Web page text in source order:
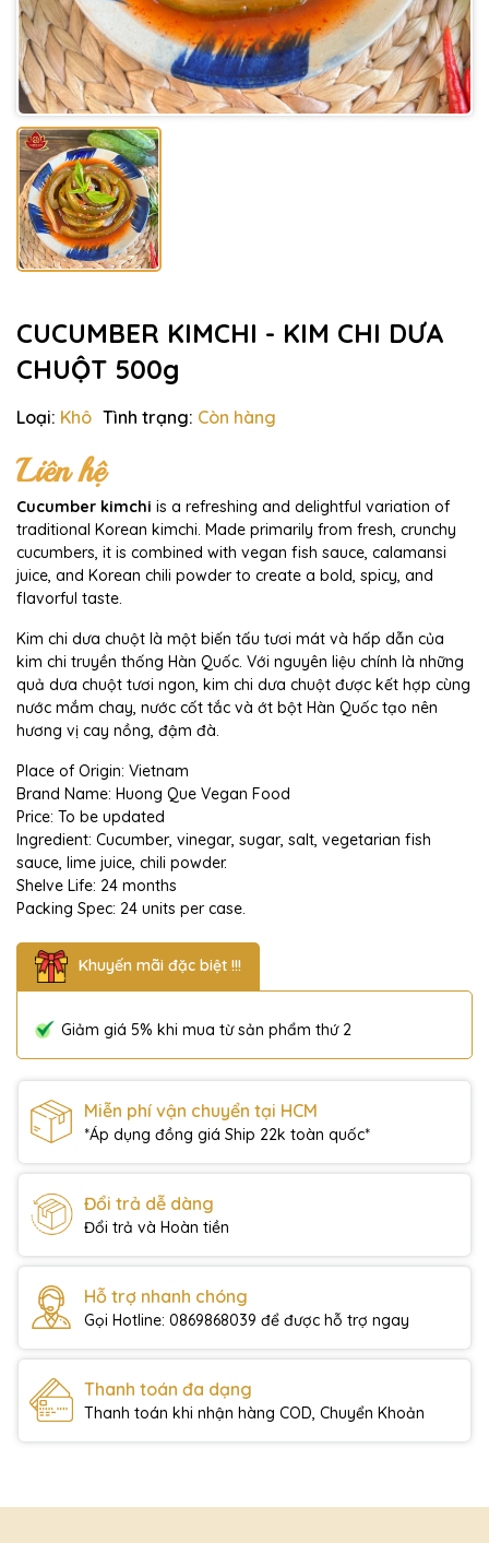
CUCUMBER KIMCHI - KIM CHI DƯA
CHUỘT 500g
Loại: Khô Tình trạng: Còn hàng
Liên hệ
Cucumber kimchi is a refreshing and delightful variation of
traditional Korean kimchi. Made primarily from fresh, crunchy
cucumbers, it is combined with vegan fish sauce, calamansi
juice, and Korean chili powder to create a bold, spicy, and
flavorful taste.
Kim chi dưa chuột là một biến tấu tươi mát và hấp dẫn của
kim chi truyền thống Hàn Quốc. Với nguyên liệu chính là những
quả dưa chuột tươi ngon, kim chi dưa chuột được kết hợp cùng
nước mắm chay, nước cốt tắc và ớt bột Hàn Quốc tạo nên
hương vị cay nồng, đậm đà.
Place of Origin: Vietnam
Brand Name: Huong Que Vegan Food
Price: To be updated
Ingredient: Cucumber, vinegar, sugar, salt, vegetarian fish
sauce, lime juice, chili powder.
Shelve Life: 24 months
Packing Spec: 24 units per case.
Khuyến mãi đặc biệt !!!
Giảm giá 5% khi mua từ sản phẩm thứ 2
Miễn phí vận chuyển tại HCM
*Áp dụng đồng giá Ship 22k toàn quốc*
Đổi trả dễ dàng
Đổi trả và Hoàn tiền
Hỗ trợ nhanh chóng
Gọi Hotline: 0869868039 để được hỗ trợ ngay
Thanh toán đa dạng
Thanh toán khi nhận hàng COD, Chuyển Khoản